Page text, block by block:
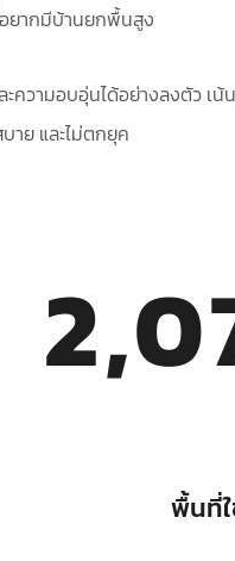
ยากมีบ้านยกพื้นสูง
ความอบอุ่นได้อย่างลงตัว เ
าย และไม่ตกยุค
พื้นที่